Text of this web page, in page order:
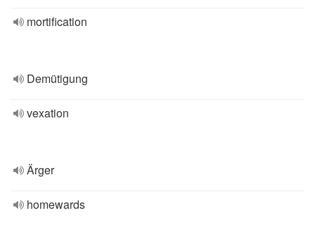
mortification
Demütigung
vexation
Ärger
homewards